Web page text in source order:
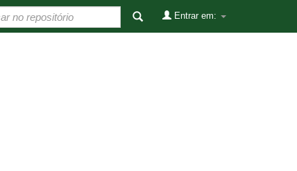
Entrar em: